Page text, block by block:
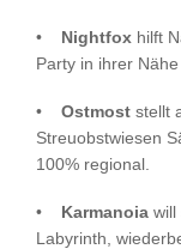
• Nightfox hilft
Party in ihrer Nähe
• Ostmost stellt
Streuobstwiesen
100% regional.
• Karmanoia will
Labyrinth,